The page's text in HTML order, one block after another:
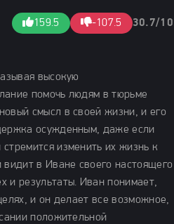
159.5 -107.5 30.7/10
высокую
помочь людям в тюрьме
смысл в своей жизни, и его
осужденным, даже если
изменить их жизнь к
в Иване своего настоящего
и результаты. Иван понимает,
и он делает все возможное,
положительной